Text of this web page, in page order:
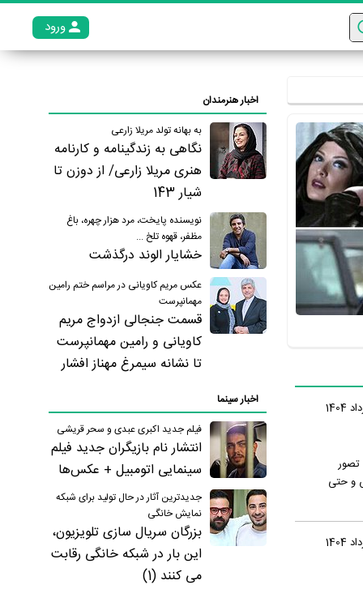
ورود
تصور
و حتی
اخبار هنرمندان
به بهانه تولد مریلا زارعی
نگاهی به زندگینامه و کارنامه
هنری مریلا زارعی/ از دوزن تا
شیار 143
نویسنده پایخت، مرد هزار چهره، باغ
مظفر، قهوه تلخ ...
خشایار الوند درگذشت
عکس مریم کاویانی در مراسم ختم رامین
مهمانپرست
قسمت جنجالی ازدواج مریم
کاویانی و رامین مهمانپرست
تا نشانه سیمرغ مهناز افشار
اخبار سینما
فیلم جدید اکبری عبدی و سحر قریشی
انتشار نام بازیگران جدید فیلم
سینمایی اتومبیل + عکس‌ها
جدیدترین آثار در حال تولید برای شبکه
نمایش خانگی
بزرگان سریال سازی تلویزیون،
این بار در شبکه خانگی رقابت
می کنند (1)